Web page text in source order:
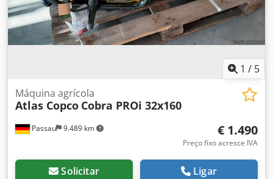
1 / 5
Passau 9.489 km
Máquina agrícola
Atlas Copco Cobra PROi 32x160
€ 1.490
Preço fixo acresce IVA
Solicitar Ligar